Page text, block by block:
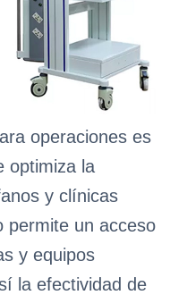
operaciones es
optimiza la
y clínicas
permite un acceso
y equipos
la efectividad de